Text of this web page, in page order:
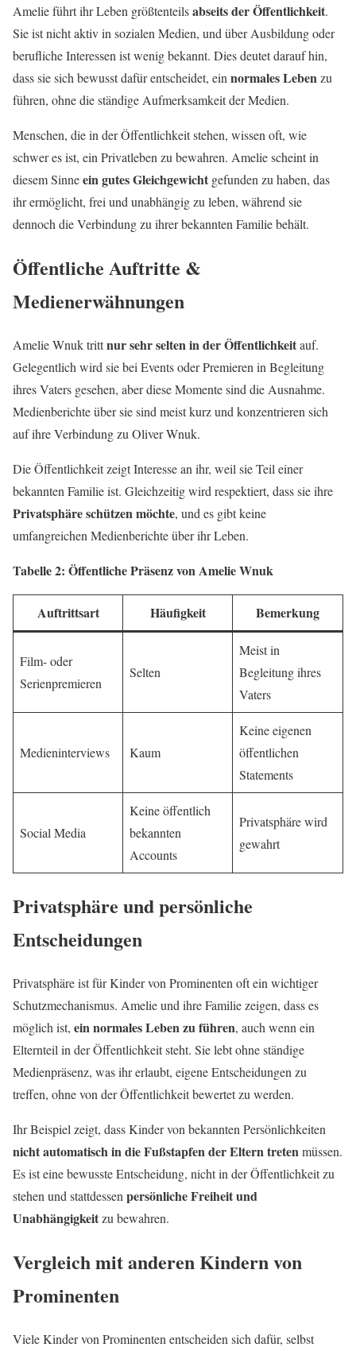
Amelie führt ihr Leben größtenteilsabseits der Öffentlichkeit.
Sie ist nicht aktiv in sozialen Medien, und über Ausbildung oder
berufliche Interessen ist wenig bekannt. Dies deutet darauf hin,
dass sie sich bewusst dafür entscheidet, ein normales Lebenzu
führen, ohne die ständige Aufmerksamkeit der Medien.
Menschen, die in der Öffentlichkeit stehen, wissen oft, wie
schwer es ist, ein Privatleben zu bewahren. Amelie scheint in
diesem Sinneein gutes Gleichgewicht gefunden zu haben, das
ihr ermöglicht, frei und unabhängig zu leben, während sie
dennoch die Verbindung zu ihrer bekannten Familie behält.
Öffentliche Auftritte &
Medienerwähnungen
Amelie Wnuk trittnur sehr selten in der Öffentlichkeitauf.
Gelegentlich wird sie bei Events oder Premieren in Begleitung
ihres Vaters gesehen, aber diese Momente sind die Ausnahme.
Medienberichte über sie sind meist kurz und konzentrieren sich
auf ihre Verbindung zu Oliver Wnuk.
Die Öffentlichkeit zeigt Interesse an ihr, weil sie Teil einer
bekannten Familie ist. Gleichzeitig wird respektiert, dass sie ihre
Privatsphäre schützen möchte, und es gibt keine
umfangreichen Medienberichte über ihr Leben.
Tabelle 2: Öffentliche Präsenz von Amelie Wnuk
Auftrittsart Häufigkeit Bemerkung
Film- oder
Serienpremieren
Selten
Meist in
Begleitung ihres
Vaters
Medieninterviews Kaum
Keine eigenen
öffentlichen
Statements
Social Media
Keine öffentlich
bekannten
Accounts
Privatsphäre wird
gewahrt
Privatsphäre und persönliche
Entscheidungen
Privatsphäre ist für Kinder von Prominenten oft ein wichtiger
Schutzmechanismus. Amelie und ihre Familie zeigen, dass es
möglich ist, ein normales Leben zu führen, auch wenn ein
Elternteil in der Öffentlichkeit steht. Sie lebt ohne ständige
Medienpräsenz, was ihr erlaubt, eigene Entscheidungen zu
treffen, ohne von der Öffentlichkeit bewertet zu werden.
Ihr Beispiel zeigt, dass Kinder von bekannten Persönlichkeiten
nicht automatisch in die Fußstapfen der Eltern tretenmüssen.
Es ist eine bewusste Entscheidung, nicht in der Öffentlichkeit zu
stehen und stattdessen persönliche Freiheit und
Unabhängigkeitzu bewahren.
Vergleich mit anderen Kindern von
Prominenten
Viele Kinder von Prominenten entscheiden sich dafür, selbst